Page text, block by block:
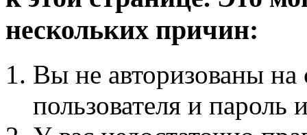
нескольких причин:
Вы не авторизованы на
пользователя и пароль